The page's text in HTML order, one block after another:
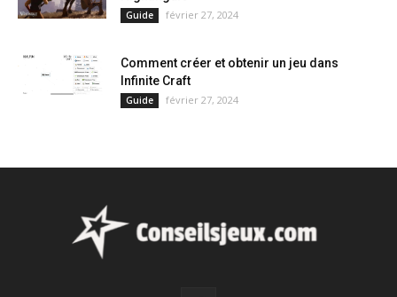
Guide février 27, 2024
Comment créer et obtenir un jeu dans
Infinite Craft
Guide février 27, 2024